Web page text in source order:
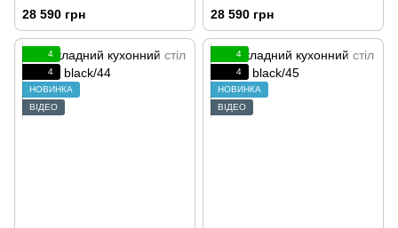
28 590 грн 28 590 грн
4
4
НОВИНКА
ВІДЕО
4
4
НОВИНКА
ВІДЕО